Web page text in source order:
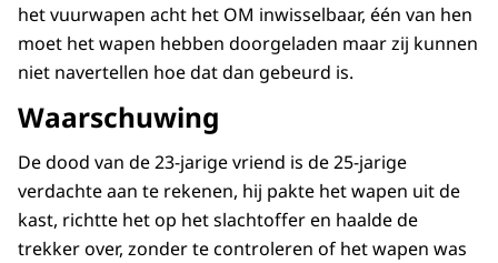
het vuurwapen acht het OM inwisselbaar, één van hen
moet het wapen hebben doorgeladen maar zij kunnen
niet navertellen hoe dat dan gebeurd is.
Waarschuwing
De dood van de 23-jarige vriend is de 25-jarige
verdachte aan te rekenen, hij pakte het wapen uit de
kast, richtte het op het slachtoffer en haalde de
trekker over, zonder te controleren of het wapen was